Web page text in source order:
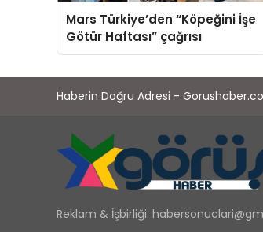
Mars Türkiye’den “Köpeğini İşe
Götür Haftası” çağrısı
Haberin Doğru Adresi -
Reklam & İşbirliği: